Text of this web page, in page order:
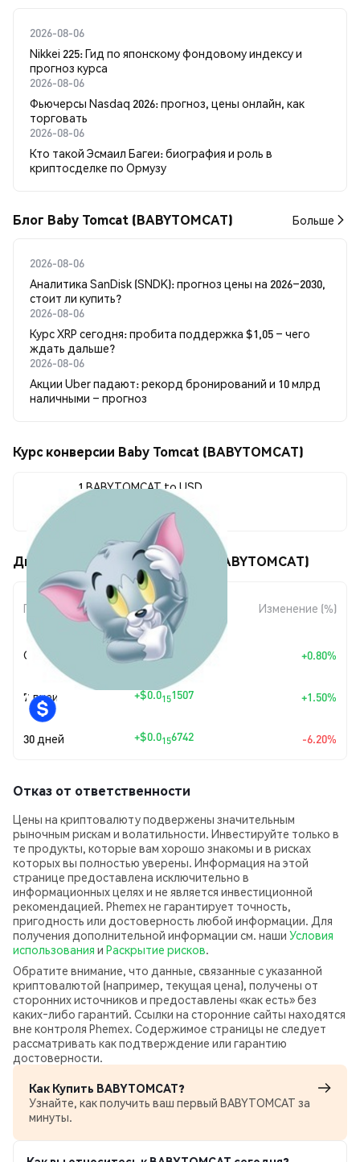
2026-08-06
Nikkei 225: Гид по японскому фондовому индексу и
прогноз курса
2026-08-06
Фьючерсы Nasdaq 2026: прогноз, цены онлайн, как
торговать
2026-08-06
Кто такой Эсмаил Багеи: биография и роль в
криптосделке по Ормузу
Блог Baby Tomcat (BABYTOMCAT) Больше
2026-08-06
Аналитика SanDisk (SNDK): прогноз цены на 2026–2030,
стоит ли купить?
2026-08-06
Курс XRP сегодня: пробита поддержка $1,05 – чего
ждать дальше?
2026-08-06
Акции Uber падают: рекорд бронирований и 10 млрд
наличными – прогноз
Курс конверсии Baby Tomcat (BABYTOMCAT)
1 BABYTOMCAT to USD
$0.0<sub>13</sub>1020
Движения цены Baby Tomcat (BABYTOMCAT)
Период
Изменение
суммы
Изменение (%)
Сегодня +$0.016 +0.80%
7 дней +$0.0151507 +1.50%
30 дней +$0.0156742 -6.20%
Отказ от ответственности
Цены на криптовалюту подвержены значительным
рыночным рискам и волатильности. Инвестируйте только в
те продукты, которые вам хорошо знакомы и в рисках
которых вы полностью уверены. Информация на этой
странице предоставлена исключительно в
информационных целях и не является инвестиционной
рекомендацией. Phemex не гарантирует точность,
пригодность или достоверность любой информации. Для
получения дополнительной информации см. наши Условия
использования и Раскрытие рисков
Обратите внимание, что данные, связанные с указанной
криптовалютой (например, текущая цена), получены от
сторонних источников и предоставлены «как есть» без
каких‑либо гарантий. Ссылки на сторонние сайты находятся
вне контроля Phemex. Содержимое страницы не следует
рассматривать как подтверждение или гарантию
достоверности.
Как Купить BABYTOMCAT?
Узнайте, как получить ваш первый BABYTOMCAT за
минуты.